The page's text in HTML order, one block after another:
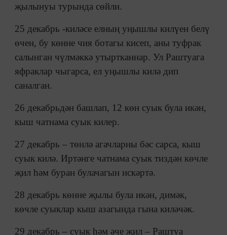
җылынуы турында сөйли.
25 декабрь -киләсе елның уңышлы килүен белү
өчен, бу көнне чия ботагы кисеп, аны туфрак
салынган чүлмәккә утыртканнар. Ул Раштуага
яфраклар чыгарса, ел уңышлы килә дип
саналган.
26 декабрьдән башлап, 12 көн суык була икән,
кыш чатнама суык килер.
27 декабрь – төнлә агачларны бәс сарса, кыш
суык килә. Иртәнге чатнама суык тиздән көчле
җил һәм буран булачагын искәртә.
28 декабрь көнне җылы була икән, димәк,
көчле суыклар кыш азагында гына киләчәк.
29 декабрь – суык һәм әче җил – Раштуа